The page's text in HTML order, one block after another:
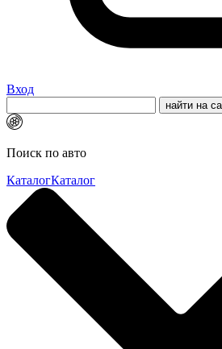
Вход
Поиск по авто
КаталогКаталог